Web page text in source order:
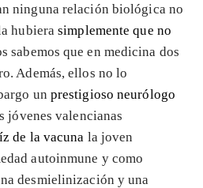
ninguna relación biológica no
hubierasimplemente que no
sabemos que en medicina dos
Además, ellos no lo
un prestigioso neurólogo
jóvenes valencianas
de la vacuna la joven
autoinmune y como
desmielinización y una